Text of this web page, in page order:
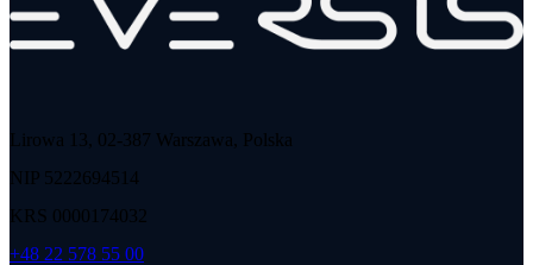
Lirowa 13, 02-387 Warszawa, Polska
NIP 5222694514
KRS 0000174032
+48 22 578 55 00